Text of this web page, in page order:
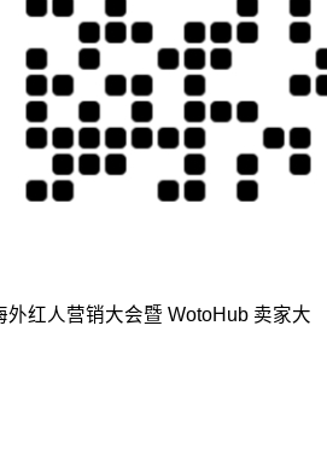
外红人营销大会暨 WotoHub 卖家大